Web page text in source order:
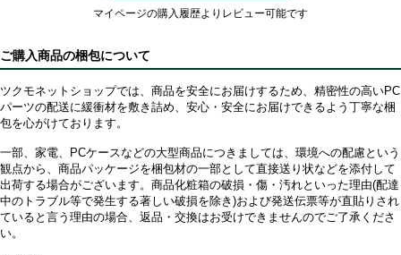
マイページの購入履歴よりレビュー可能です
ご購入商品の梱包について
ツクモネットショップでは、商品を安全にお届けするため、精密性の高いPC
パーツの配送に緩衝材を敷き詰め、安心・安全にお届けできるよう丁寧な梱
包を心がけております。
一部、家電、PCケースなどの大型商品につきましては、環境への配慮という
観点から、商品パッケージを梱包材の一部として直接送り状などを添付して
出荷する場合がございます。商品化粧箱の破損・傷・汚れといった理由(配達
中のトラブル等で発生する著しい破損を除き)および発送伝票等が直貼りされ
ていると言う理由の場合、返品・交換はお受けできませんのでご了承くださ
い。